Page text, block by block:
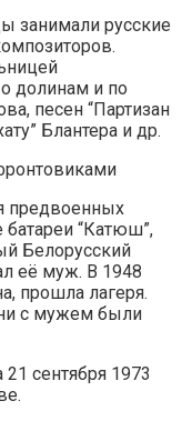
занимали русские
долинам и по
песен “Партизан
Блантера и др.
предвоенных
батареи “Катюш”,
Белорусский
её муж. В 1948
прошла лагеря.
с мужем были
сентября 1973